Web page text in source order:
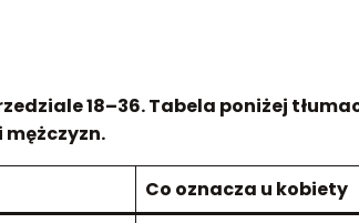
18–36. Tabela poniżej
Co oznacza u kobiety